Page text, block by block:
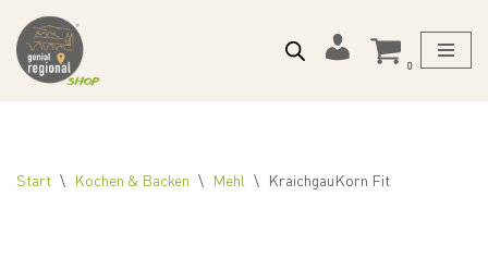
Zum
Inhalt
Mein
0
Start \ Kochen & Backen \ Mehl \ KraichgauKorn Fit